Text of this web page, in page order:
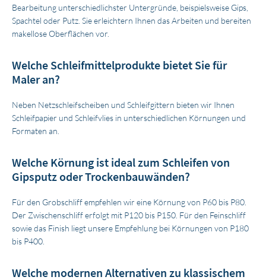
Bearbeitung unterschiedlichster Untergründe, beispielsweise Gips,
Spachtel oder Putz. Sie erleichtern Ihnen das Arbeiten und bereiten
makellose Oberflächen vor.
Welche Schleifmittelprodukte bietet Sie für
Maler an?
Neben Netzschleifscheiben und Schleifgittern bieten wir Ihnen
Schleifpapier und Schleifvlies in unterschiedlichen Körnungen und
Formaten an.
Welche Körnung ist ideal zum Schleifen von
Gipsputz oder Trockenbauwänden?
Für den Grobschliff empfehlen wir eine Körnung von P60 bis P80.
Der Zwischenschliff erfolgt mit P120 bis P150. Für den Feinschliff
sowie das Finish liegt unsere Empfehlung bei Körnungen von P180
bis P400.
Welche modernen Alternativen zu klassischem